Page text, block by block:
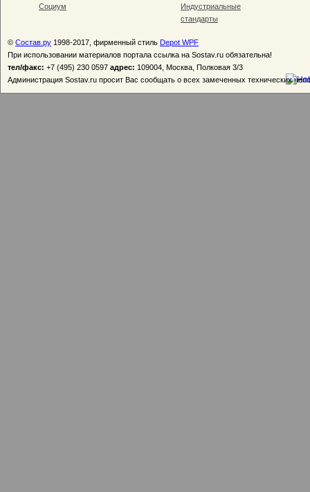
Социум
Индустриальные
стандарты
© Состав.ру 1998-2017, фирменный стиль Depot WPF
При использовании материалов портала ссылка на Sostav.ru обязательна!
тел/факс: +7 (495) 230 0597 адрес: 109004, Москва, Полковая 3/3
Администрация Sostav.ru просит Вас сообщать о всех замеченных технических